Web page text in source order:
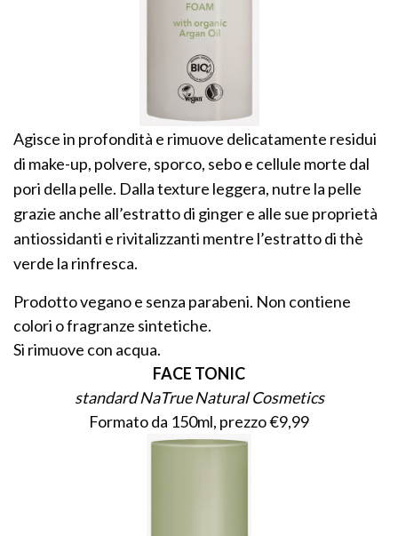
Agisce in profondità e rimuove delicatamente residui
di make-up, polvere, sporco, sebo e cellule morte dal
pori della pelle. Dalla texture leggera, nutre la pelle
grazie anche all’estratto di ginger e alle sue proprietà
antiossidanti e rivitalizzanti mentre l’estratto di thè
verde la rinfresca.
Prodotto vegano e senza parabeni. Non contiene
colori o fragranze sintetiche.
Si rimuove con acqua.
FACE TONIC
standard NaTrue Natural Cosmetics
Formato da 150ml, prezzo €9,99